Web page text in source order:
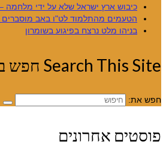
כיבוש ארץ ישראל שלא על ידי מלחמה
הטעמים מהתלמוד לט"ו באב מוסברים
בניהו מלט נרצח בפיגוע בשומרון
Search This Site חפש באתר
חפש את:
פוסטים אחרונים